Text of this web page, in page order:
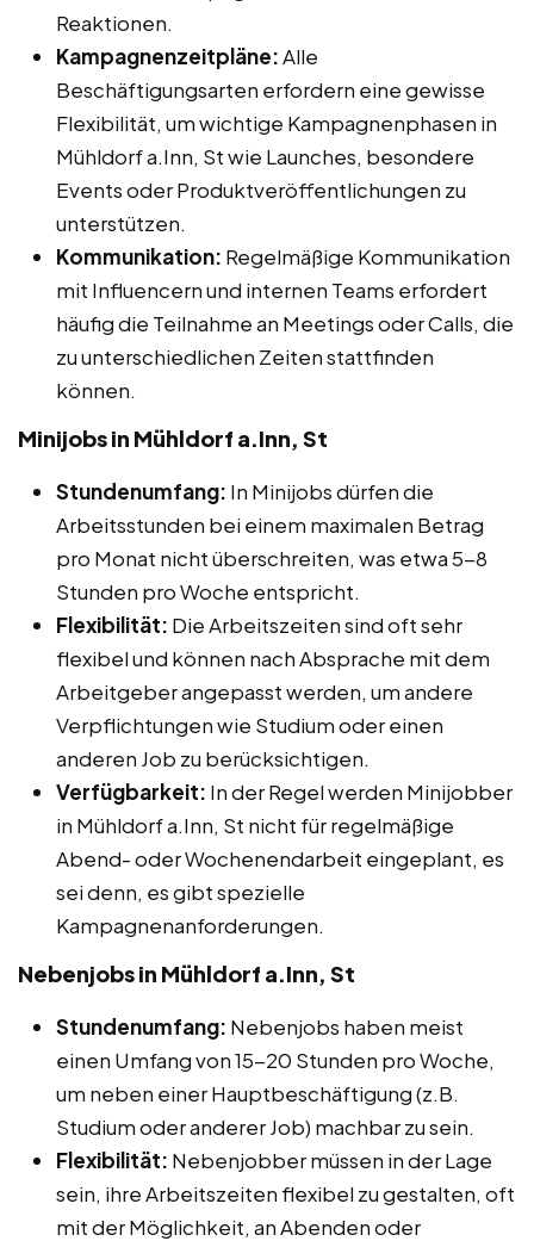
Reaktionen.
Kampagnenzeitpläne:Alle
Beschäftigungsarten erfordern eine gewisse
Flexibilität, um wichtige Kampagnenphasen in
Mühldorf a.Inn, St wie Launches, besondere
Events oder Produktveröffentlichungen zu
unterstützen.
Kommunikation: Regelmäßige Kommunikation
mit Influencern und internen Teams erfordert
häufig die Teilnahme an Meetings oder Calls, die
zu unterschiedlichen Zeiten stattfinden
können.
Minijobs in Mühldorf a.Inn, St
Stundenumfang: In Minijobs dürfen die
Arbeitsstunden bei einem maximalen Betrag
pro Monat nicht überschreiten, was etwa 5-8
Stunden pro Woche entspricht.
Flexibilität: Die Arbeitszeiten sind oft sehr
flexibel und können nach Absprache mit dem
Arbeitgeber angepasst werden, um andere
Verpflichtungen wie Studium oder einen
anderen Job zu berücksichtigen.
Verfügbarkeit: In der Regel werden Minijobber
in Mühldorf a.Inn, St nicht für regelmäßige
Abend- oder Wochenendarbeit eingeplant, es
sei denn, es gibt spezielle
Kampagnenanforderungen.
Nebenjobs in Mühldorf a.Inn, St
Stundenumfang: Nebenjobs haben meist
einen Umfang von 15-20 Stunden pro Woche,
um neben einer Hauptbeschäftigung (z.B.
Studium oder anderer Job) machbar zu sein.
Flexibilität: Nebenjobber müssen in der Lage
sein, ihre Arbeitszeiten flexibel zu gestalten, oft
mit der Möglichkeit, an Abenden oder